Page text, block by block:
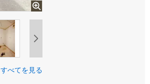
すべてを見る